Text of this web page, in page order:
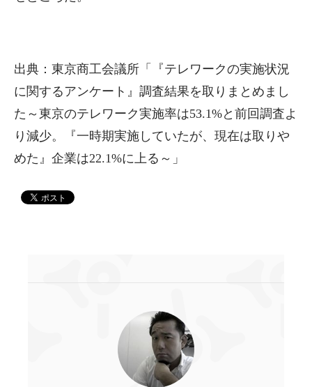
出典：東京商工会議所「『テレワークの実施状況
に関するアンケート』調査結果を取りまとめまし
た～東京のテレワーク実施率は53.1%と前回調査よ
り減少。『一時期実施していたが、現在は取りや
めた』企業は22.1%に上る～」